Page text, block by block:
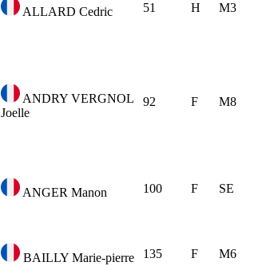
ALLARD Cedric 51 H M3
ANDRY VERGNOL
Joelle
92 F M8
ANGER Manon
100 F SE
BAILLY Marie-pierre
135 F M6